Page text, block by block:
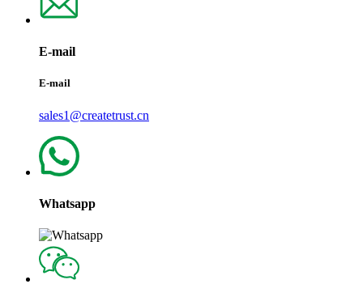
E-mail
E-mail
sales1@createtrust.cn
Whatsapp